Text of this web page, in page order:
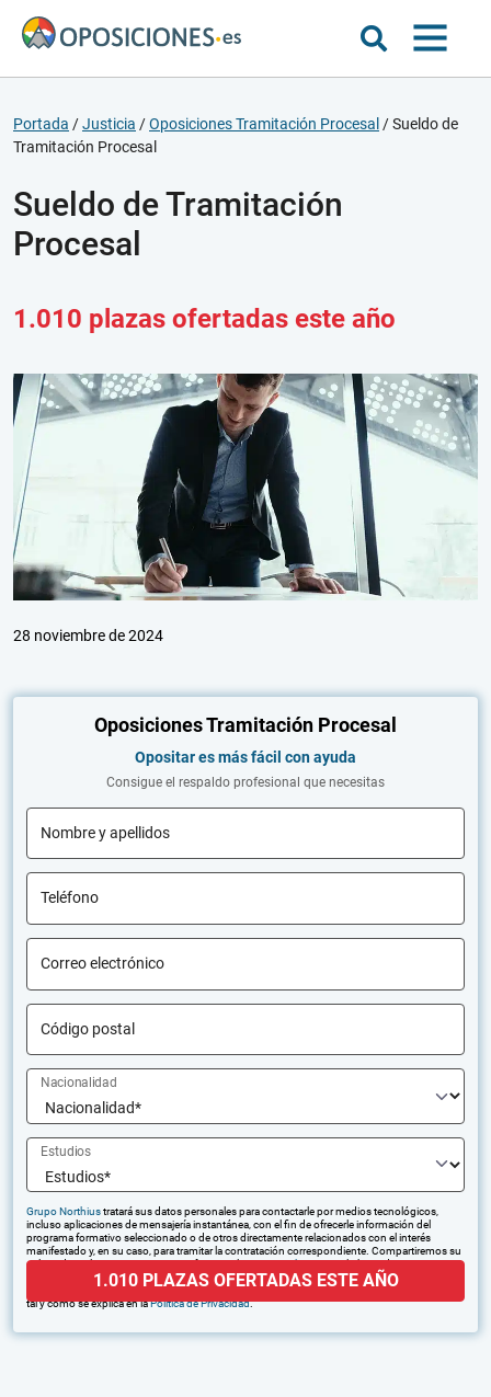
Portada /Justicia /Oposiciones Tramitación Procesal /Sueldo de
Tramitación Procesal
Sueldo de Tramitación
Procesal
1.010 plazas ofertadas este año
28 noviembre de 2024
Oposiciones Tramitación Procesal
Opositar es más fácil con ayuda
Consigue el respaldo profesional que necesitas
Nombre y apellidos
Teléfono
Correo electrónico
Código postal
Nacionalidad
Estudios
Grupo Northiustratará sus datos personales para contactarle por medios tecnológicos,
incluso aplicaciones de mensajería instantánea, con el fin de ofrecerle información del
programa formativo seleccionado o de otros directamente relacionados con el interés
manifestado y, en su caso, para tramitar la contratación correspondiente. Compartiremos su
solicitud con las empresas que conforman el
puedan hacerle llegar la mejor oferta de productos y servicios de acuerdo a su petición.
tal y como se explica en laPolítica de Privacidad.
1.010 PLAZAS OFERTADAS ESTE AÑO